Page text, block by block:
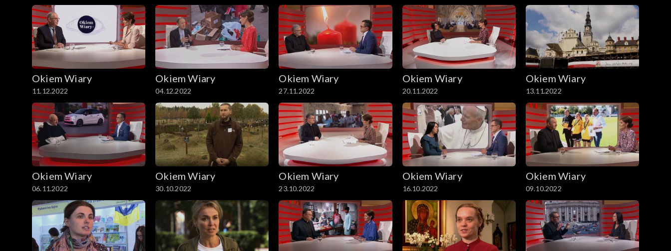
Okiem Wiary
11.12.2022
Okiem Wiary
04.12.2022
Okiem Wiary
27.11.2022
Okiem Wiary
20.11.2022
Okiem Wiary
13.11.2022
Okiem Wiary
06.11.2022
Okiem Wiary
30.10.2022
Okiem Wiary
23.10.2022
Okiem Wiary
16.10.2022
Okiem Wiary
09.10.2022